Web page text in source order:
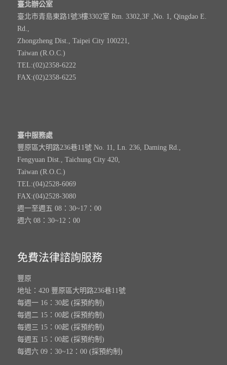
臺北辦公室
臺北市青島東路1號3樓3302室 Rm. 3302,3F ,No. 1, Qingdao E.
Rd.,
Zhongzheng Dist., Taipei City 100221,
Taiwan (R.O.C.)
TEL:(02)2358-6222
FAX:(02)2358-6225
臺中服務處
豐原區大明路236巷11號 No. 11, Ln. 236, Daming Rd.,
Fengyuan Dist., Taichung City 420,
Taiwan (R.O.C.)
TEL:(04)2528-6069
FAX:(04)2528-3080
週一至週五 08：30~17：00
週六 08：30~12：00
免費法律諮詢服務
豐原
地址：420 豐原區大明路236巷11號
每週一 16：30起 (採預約制)
每週二 15：00起 (採預約制)
每週三 15：00起 (採預約制)
每週五 15：00起 (採預約制)
每週六 09：30~12：00 (採預約制)